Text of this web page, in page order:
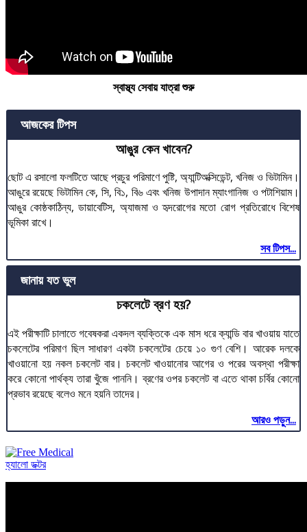
স্বাস্থ্য সেবায় যাত্রা শুরু
আজকের টিপস
আঙুর কেন খাবেন?
ছোট এ রসালো ফলটিতে আছে প্রচুর পরিমাণে পুষ্টি, অ্যান্টিঅক্সিডেন্ট, খনিজ ও ভিটামিন।
আঙুরে রয়েছে ভিটামিন কে, সি, বি১, বি৬ এবং খনিজ উপাদান ম্যাংগানিজ ও পটাশিয়াম।
আঙুর কোষ্ঠকাঠিন্য, ডায়াবেটিস, অ্যাজমা ও হৃদরোগের মতো রোগ প্রতিরোধে বিশেষ
ভূমিকা রাখে।
সব টিপস...
জানায় যত ভুল
চকলেটে ব্রণ হয়?
এই পরীক্ষাটি চালাতে গবেষকরা একদল ব্যক্তিকে এক মাস ধরে ক্যান্ডি বার খাওয়ায় যাতে
চকলেটের পরিমাণ ছিল সাধারণ একটা চকলেটের চেয়ে ১০ গুণ বেশি। আরেক দলকে
খাওয়ানো হয় নকল চকলেট বার। চকলেট খাওয়ানোর আগের ও পরের অবস্থা পরীক্ষা
করে কোনো পার্থক্য তারা খুঁজে পাননি। ব্রণের ওপর চকলেট বা এতে থাকা চর্বির কোনো
প্রভাব রয়েছে বলেও মনে হয়নি তাদের।
আরও পড়ুন...
হ্যালো ডক্টর